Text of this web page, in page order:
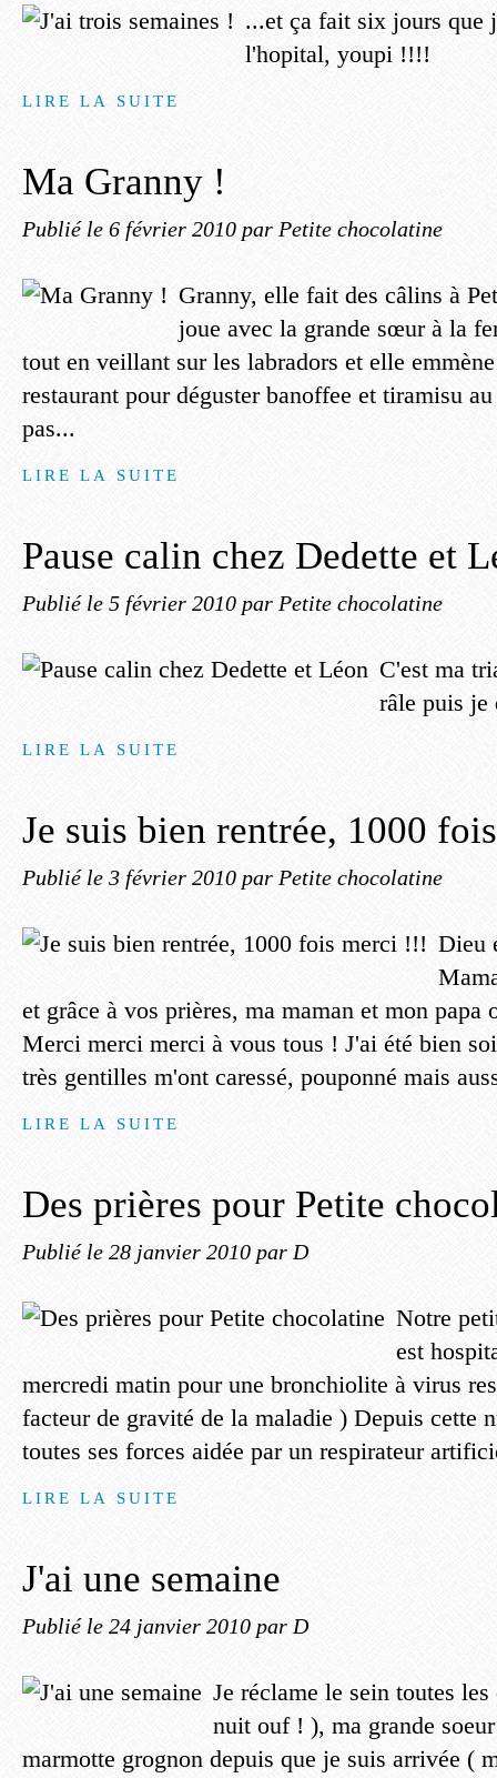
...et ça fait six jours que
l'hopital, youpi !!!!
LIRE LA SUITE
Ma Granny !
Publié le 6 février 2010 par Petite chocolatine
Granny, elle fait des câlins à
joue avec la grande sœur à la
tout en veillant sur les labradors et elle
restaurant pour déguster banoffee et tiramisu
pas...
LIRE LA SUITE
Pause calin chez Dedette et
Publié le 5 février 2010 par Petite chocolatine
C'est ma
râle puis
LIRE LA SUITE
Je suis bien rentrée, 1000
Publié le 3 février 2010 par Petite chocolatine
Dieu
et grâce à vos prières, ma maman et mon
Merci merci merci à vous tous ! J'ai été bien
très gentilles m'ont caressé, pouponné mais
LIRE LA SUITE
Des prières pour Petite
Publié le 28 janvier 2010 par D
Notre
est
mercredi matin pour une bronchiolite à virus
facteur de gravité de la maladie ) Depuis cette
toutes ses forces aidée par un respirateur
LIRE LA SUITE
J'ai une semaine
Publié le 24 janvier 2010 par D
Je réclame le sein toutes
nuit ouf ! ), ma grande
marmotte grognon depuis que je suis arrivée (